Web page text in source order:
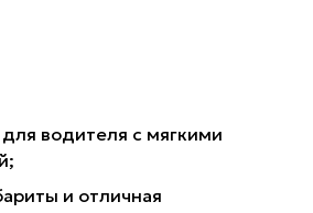
водителя с мягкими
и отличная